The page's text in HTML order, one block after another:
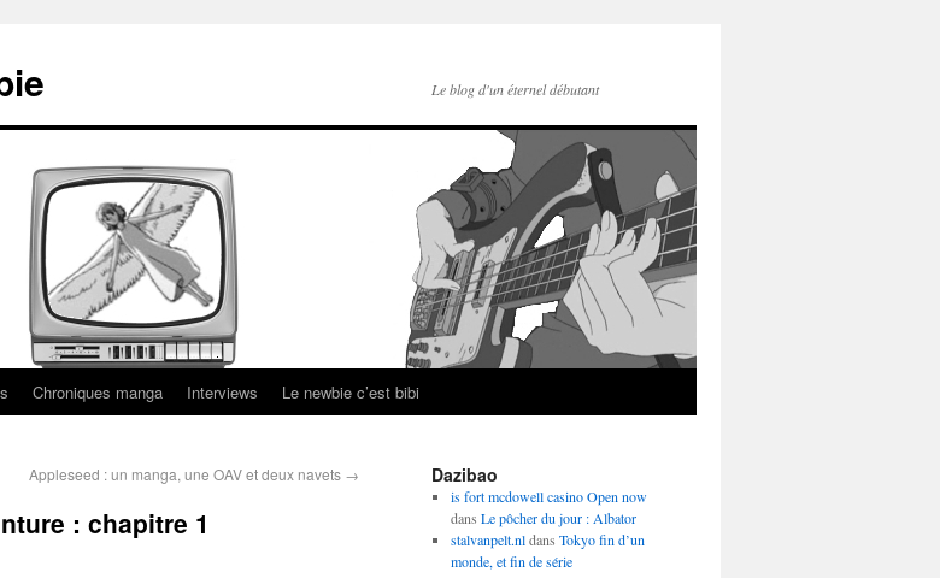
Le blog d'un éternel débutant
Chroniques manga Interviews Le newbie c’est bibi
Appleseed : un manga, une OAV et deux navets →
: chapitre 1
Dazibao
is fort mcdowell casino Open now
dans Le pôcher du jour : Albator
stalvanpelt.nldans Tokyo fin d’un
monde, et fin de série